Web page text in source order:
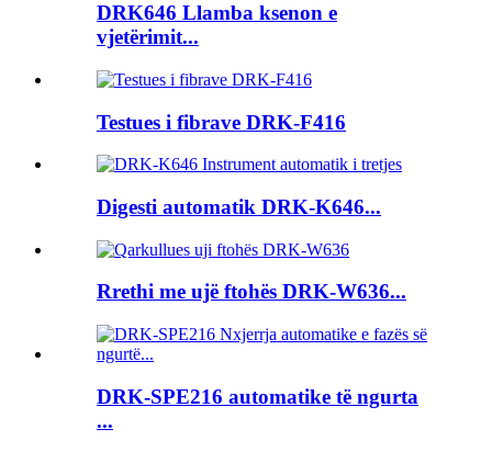
DRK646 Llamba ksenon e
vjetërimit...
Testues i fibrave DRK-F416
Digesti automatik DRK-K646...
Rrethi me ujë ftohës DRK-W636...
DRK-SPE216 automatike të ngurta
...